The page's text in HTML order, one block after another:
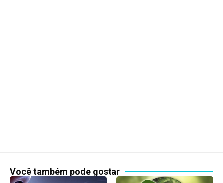
Você também pode gostar